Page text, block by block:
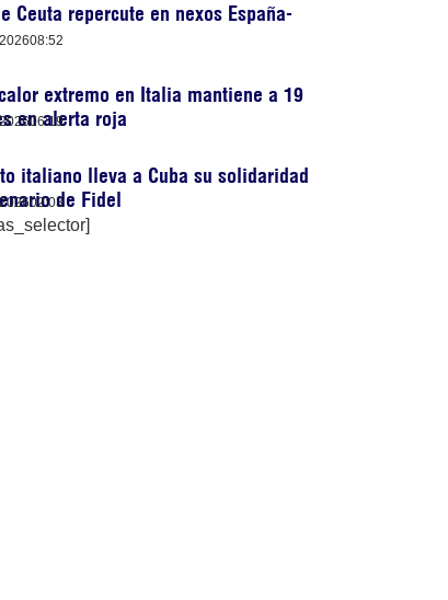
Ceuta repercute en nexos España-
08:52
extremo en Italia mantiene a 19
en alerta roja
06:19
italiano lleva a Cuba su solidaridad
de Fidel
02:03